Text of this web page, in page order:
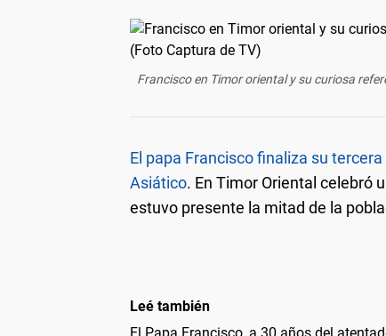
Francisco en Timor oriental y su curiosa
El papa Francisco finaliza su
Asiático. En Timor Oriental celebró
estuvo presente la mitad de la
Leé también